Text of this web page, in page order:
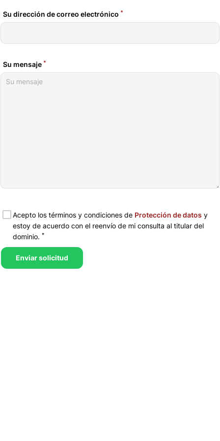
Su dirección de correo electrónico *
Su mensaje *
Acepto los términos y condiciones de Protección de datos y
estoy de acuerdo con el reenvío de mi consulta al titular del
dominio. *
Enviar solicitud